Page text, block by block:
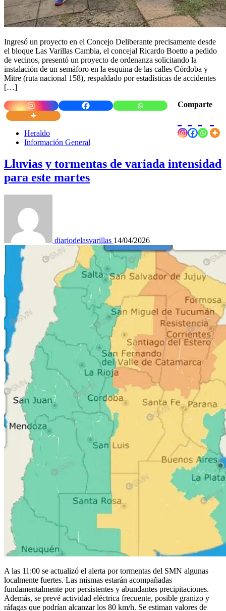
Ingresó un proyecto en el Concejo Deliberante precisamente desde
el bloque Las Varillas Cambia, el concejal Ricardo Boetto a pedido
de vecinos, presentó un proyecto de ordenanza solicitando la
instalación de un semáforo en la esquina de las calles Córdoba y
Mitre (ruta nacional 158), respaldado por estadísticas de accidentes
[…]
Comparte
Heraldo
Información General
Lluvias y tormentas de variada intensidad
para este martes
diariodelasvarillas 14/04/2026
A las 11:00 se actualizó el alerta por tormentas del SMN algunas
localmente fuertes. Las mismas estarán acompañadas
fundamentalmente por persistentes y abundantes precipitaciones.
Además, se prevé actividad eléctrica frecuente, posible granizo y
ráfagas que podrían alcanzar los 80 km/h. Se estiman valores de